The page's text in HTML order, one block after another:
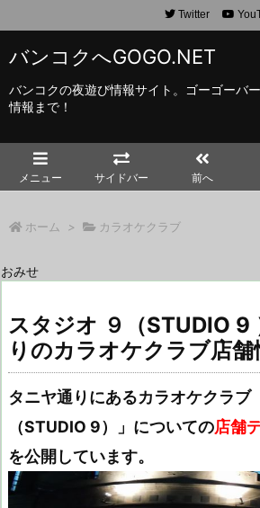
バンコクへGOGO.NET
バンコクの夜遊び情報サイト。ゴーゴーバ
情報まで！
メニュー サイドバー 前へ
Twitter
ホーム > カラオケクラブ
おみせ
スタジオ ９（STUDIO 9
りのカラオケクラブ店舗
タニヤ通りにあるカラオケクラブ
（STUDIO 9）」についての店舗
を公開しています。